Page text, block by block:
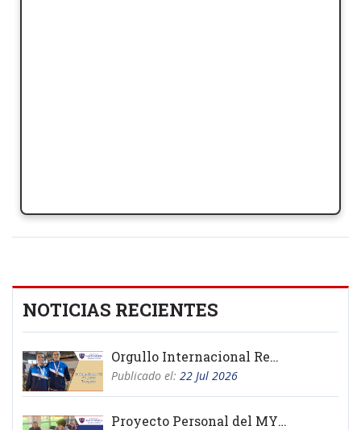
NOTICIAS RECIENTES
Orgullo Internacional Remo
Publicado el: 22 Jul 2026
Proyecto Personal del MYP 2026